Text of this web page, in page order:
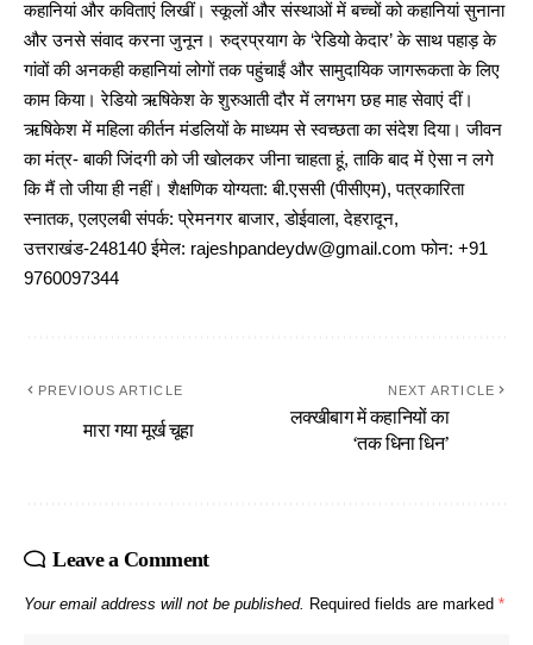
कहानियां और कविताएं लिखीं। स्कूलों और संस्थाओं में बच्चों को कहानियां सुनाना
और उनसे संवाद करना जुनून। रुद्रप्रयाग के ‘रेडियो केदार’ के साथ पहाड़ के
गांवों की अनकही कहानियां लोगों तक पहुंचाईं और सामुदायिक जागरूकता के लिए
काम किया। रेडियो ऋषिकेश के शुरुआती दौर में लगभग छह माह सेवाएं दीं।
ऋषिकेश में महिला कीर्तन मंडलियों के माध्यम से स्वच्छता का संदेश दिया। जीवन
का मंत्र- बाकी जिंदगी को जी खोलकर जीना चाहता हूं, ताकि बाद में ऐसा न लगे
कि मैं तो जीया ही नहीं। शैक्षणिक योग्यता: बी.एससी (पीसीएम), पत्रकारिता
स्नातक, एलएलबी संपर्क: प्रेमनगर बाजार, डोईवाला, देहरादून,
उत्तराखंड-248140 ईमेल: rajeshpandeydw@gmail.com फोन: +91
9760097344
PREVIOUS ARTICLE
मारा गया मूर्ख चूहा
NEXT ARTICLE
लक्खीबाग में कहानियों का
‘तक धिना धिन’
Leave a Comment
Your email address will not be published. Required fields are marked *